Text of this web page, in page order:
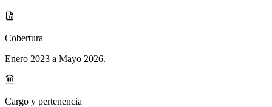
Cobertura
Enero 2023 a Mayo 2026.
Cargo y pertenencia